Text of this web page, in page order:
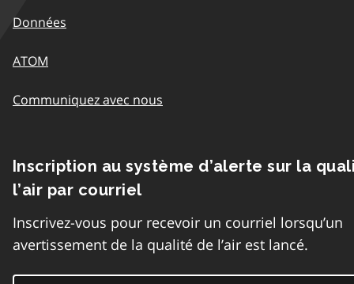
Données
ATOM
Communiquez avec nous
Inscription au système d’alerte sur la
l’air par courriel
Inscrivez-vous pour recevoir un courriel lorsqu’un
avertissement de la qualité de l’air est lancé.